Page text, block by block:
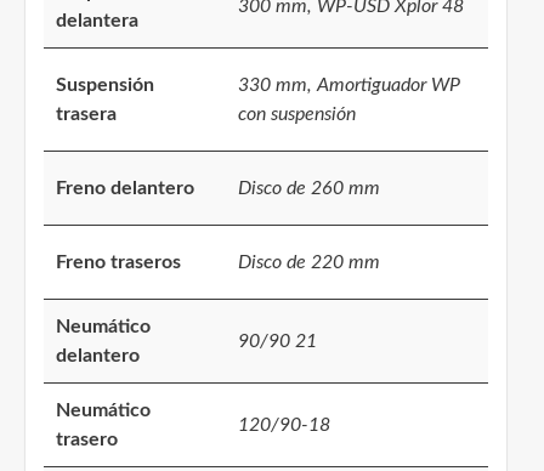
delantera
300 mm, WP-USD Xplor 48
Suspensión
trasera
330 mm, Amortiguador WP
con suspensión
Freno delantero Disco de 260 mm
Freno traseros Disco de 220 mm
Neumático
delantero
90/90 21
Neumático
trasero
120/90-18